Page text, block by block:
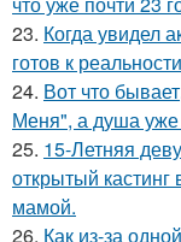
23. Когда увидел
готов к
24. Вот что
Меня", а душа уже
25. 15-Летняя
открытый кастинг
мамой.
26. Как из-за